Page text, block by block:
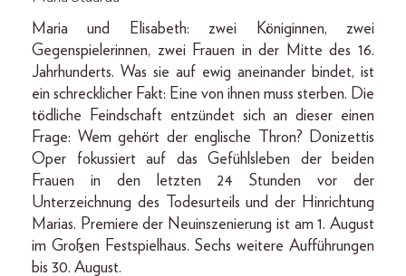
Maria und Elisabeth: zwei Königinnen, zwei
Gegenspielerinnen, zwei Frauen in der Mitte des 16.
Jahrhunderts. Was sie auf ewig aneinander bindet, ist
ein schrecklicher Fakt: Eine von ihnen muss sterben. Die
tödliche Feindschaft entzündet sich an dieser einen
Frage: Wem gehört der englische Thron? Donizettis
Oper fokussiert auf das Gefühlsleben der beiden
Frauen in den letzten 24 Stunden vor der
Unterzeichnung des Todesurteils und der Hinrichtung
Marias. Premiere der Neuinszenierung ist am 1. August
im Großen Festspielhaus. Sechs weitere Aufführungen
bis 30. August.